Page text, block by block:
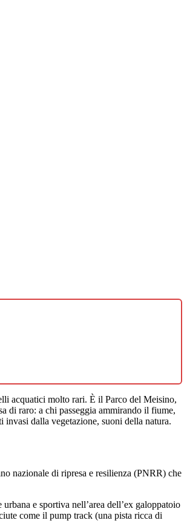
acquatici molto rari. È il Parco del Meisino,
di raro: a chi passeggia ammirando il fiume,
invasi dalla vegetazione, suoni della natura.
nazionale di ripresa e resilienza (PNRR) che
e sportiva nell’area dell’ex galoppatoio
come il pump track (una pista ricca di